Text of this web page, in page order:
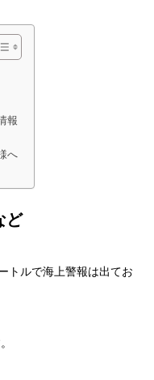
報
へ
ど
トルで海上警報は出てお